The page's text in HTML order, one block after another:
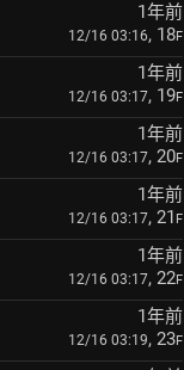
1年前
12/16 03:16, 18F
1年前
12/16 03:17, 19F
1年前
12/16 03:17, 20F
1年前
12/16 03:17, 21 F
1年前
12/16 03:17, 22F
1年前
12/16 03:19, 23F